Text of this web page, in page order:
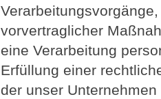
vorvertraglicher
eine Verarbeitung
Erfüllung einer
der unser